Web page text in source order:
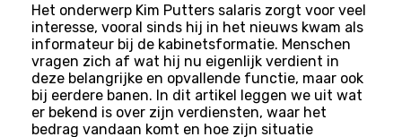
Het onderwerp Kim Putters salaris zorgt voor veel
interesse, vooral sinds hij in het nieuws kwam als
informateur bij de kabinetsformatie. Menschen
vragen zich af wat hij nu eigenlijk verdient in
deze belangrijke en opvallende functie, maar ook
bij eerdere banen. In dit artikel leggen we uit wat
er bekend is over zijn verdiensten, waar het
bedrag vandaan komt en hoe zijn situatie